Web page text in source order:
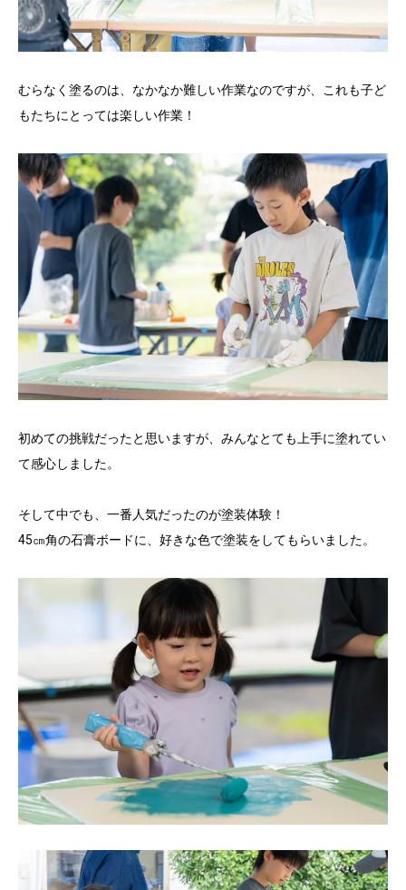
むらなく塗るのは、なかなか難しい作業なのですが、これも子ど
もたちにとっては楽しい作業！
初めての挑戦だったと思いますが、みんなとても上手に塗れてい
て感心しました。
そして中でも、一番人気だったのが塗装体験！
45㎝角の石膏ボードに、好きな色で塗装をしてもらいました。